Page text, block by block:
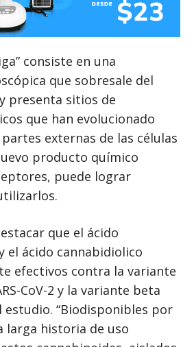
consiste en una
que sobresale del
presenta sitios de
que han evolucionado
externas de las células
producto químico
puede lograr
que el ácido
el ácido cannabidiolico
efectivos contra la variante
CoV-2 y la variante beta
estudio. “Biodisponibles por
larga historia de uso